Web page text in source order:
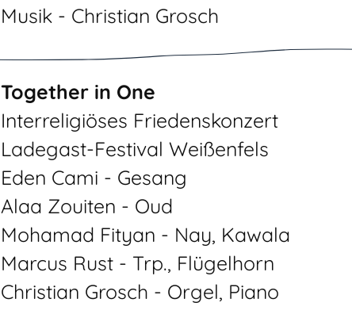
Musik - Christian Grosch
Together in One
Interreligiöses Friedenskonzert
Ladegast-Festival Weißenfels
Eden Cami - Gesang
Alaa Zouiten - Oud
Mohamad Fityan - Nay, Kawala
Marcus Rust - Trp., Flügelhorn
Christian Grosch - Orgel, Piano